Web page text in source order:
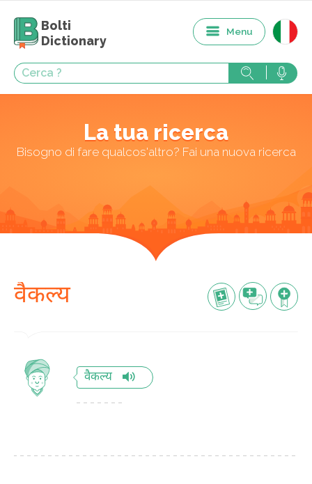
Bolti
Dictionary
Menu
La tua ricerca
Bisogno di fare qualcos'altro? Fai una nuova ricerca
वैकल्य
वैकल्य